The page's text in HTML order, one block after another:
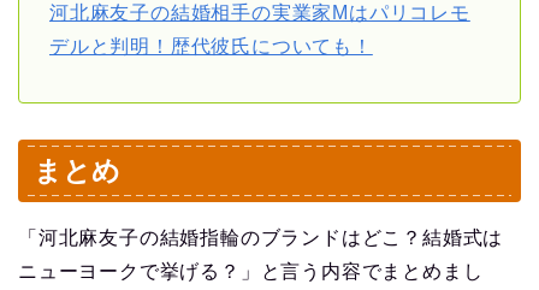
河北麻友子の結婚相手の実業家Mはパリコレモ
デルと判明！歴代彼氏についても！
まとめ
「河北麻友子の結婚指輪のブランドはどこ？結婚式は
ニューヨークで挙げる？」と言う内容でまとめまし